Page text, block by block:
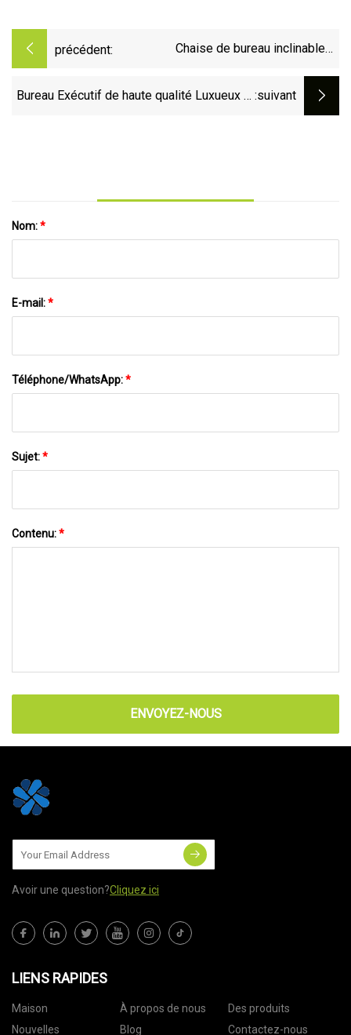
précédent:
Chaise de bureau inclinable
tissu à mailles complètes
Bureau Exécutif de haute qualité Luxueux et :suivant
Nom:*
E-mail:*
Téléphone/WhatsApp:*
Sujet:*
Contenu:*
ENVOYEZ-NOUS
Avoir une question?Cliquez ici
LIENS RAPIDES
Maison À propos de nous
Des produits
Nouvelles
Blog Contactez-nous